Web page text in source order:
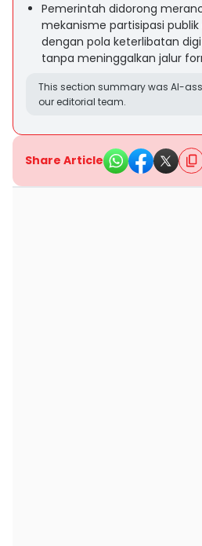
Pemerintah didorong
mekanisme partisipasi
dengan pola keterlibatan
tanpa meninggalkan jalur
This section summary was AI-
our editorial team.
Share Article